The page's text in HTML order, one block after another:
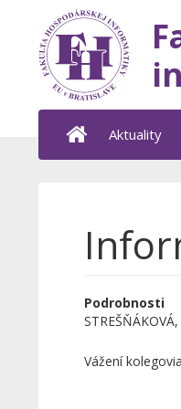
Aktuality
Podrobnosti
Vážení